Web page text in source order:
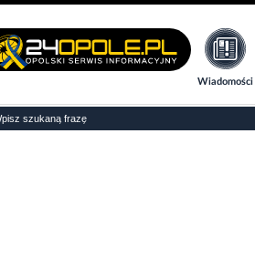
Wiadomości